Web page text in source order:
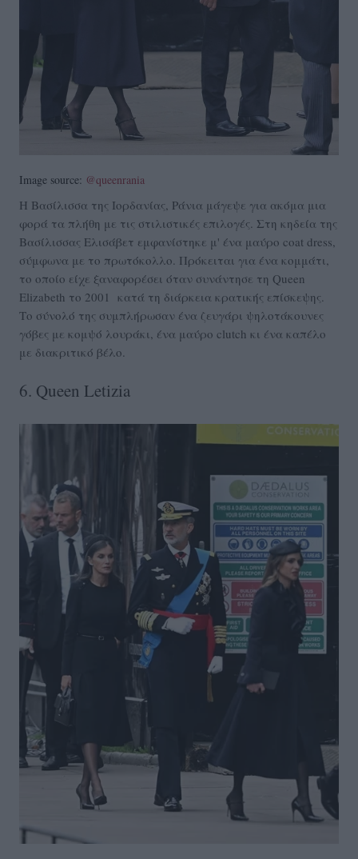
Image source: @queenrania
H Βασίλισσα της Ιορδανίας, Ράνια μάγεψε για ακόμα μια
φορά τα πλήθη με τις στιλιστικές επιλογές. Στη κηδεία της
Βασίλισσας Ελισάβετ εμφανίστηκε μ' ένα μαύρο coat dress,
σύμφωνα με το πρωτόκολλο. Πρόκειται για ένα κομμάτι,
το οποίο είχε ξαναφορέσει όταν συνάντησε τη Queen
Elizabeth το 2001
κατά τη διάρκεια κρατικής επίσκεψης.
Το σύνολό της συμπλήρωσαν ένα ζευγάρι ψηλοτάκουνες
γόβες με κομψό λουράκι, ένα μαύρο clutch κι ένα καπέλο
με διακριτικό βέλο.
6. Queen Letizia